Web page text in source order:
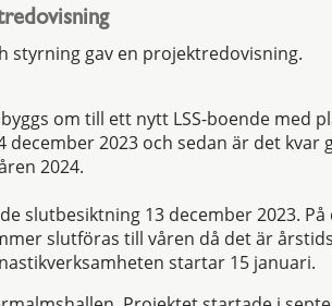
styrning gav en projektredovisning.
om till ett nytt LSS-boende med
december 2023 och sedan är det kvar
2024.
slutbesiktning 13 december 2023.
slutföras till våren då det är
startar 15 januari.